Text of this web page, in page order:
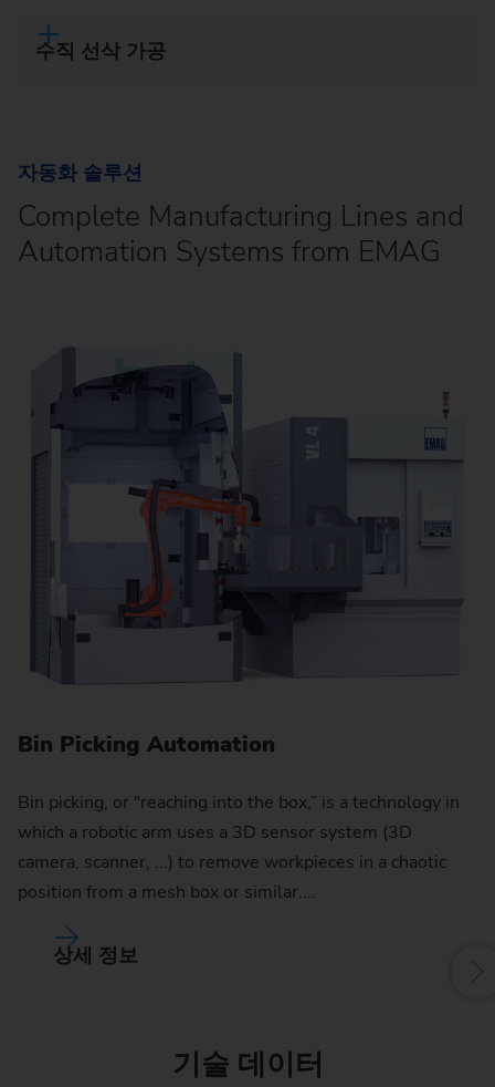
수직 선삭 가공
자동화 솔루션
Complete Manufacturing Lines and
Automation Systems from EMAG
Bin Picking Automation
Bin picking, or "reaching into the box,” is a technology in
which a robotic arm uses a 3D sensor system (3D
camera, scanner, ...) to remove workpieces in a chaotic
position from a mesh box or similar.…
상세 정보
기술 데이터